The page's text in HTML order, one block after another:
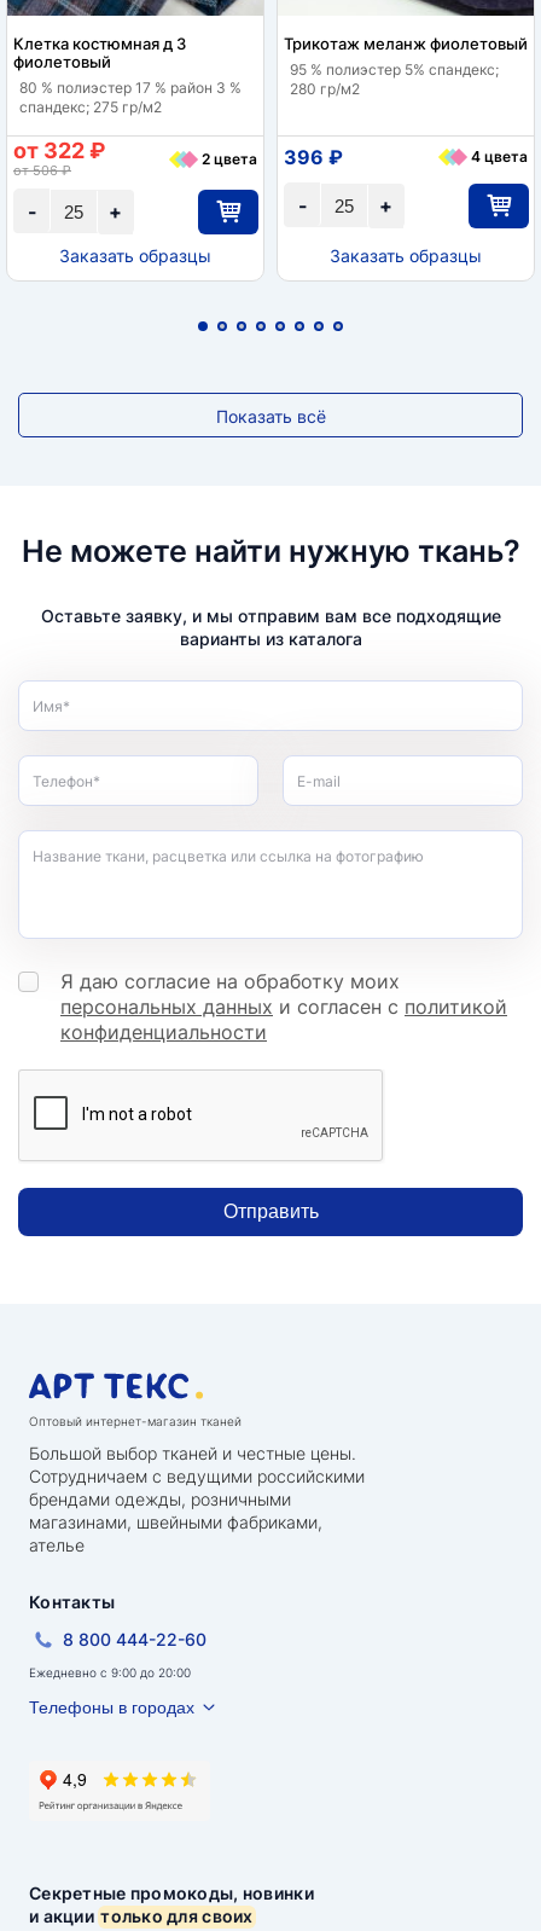
Клетка костюмная д 3
фиолетовый
80 % полиэстер 17 % район 3 %
спандекс; 275 гр/м2
+
-
от 322 ₽
от 506 ₽
2 цвета
Заказать образцы
Трикотаж меланж фиолетовый
95 % полиэстер 5% спандекс;
280 гр/м2
+
-
396 ₽ 4 цвета
Заказать образцы
Показать всё
Не можете найти нужную ткань?
Оставьте заявку, и мы отправим вам все подходящие
варианты из каталога
Имя*
Телефон* E-mail
Название ткани, расцветка или ссылка на фотографию
Я даю согласие на обработку моих
персональных данных и согласен с политикой
конфиденциальности
Отправить
Оптовый интернет-магазин тканей
Большой выбор тканей и честные цены.
Сотрудничаем с ведущими российскими
брендами одежды, розничными
магазинами, швейными фабриками,
ателье
Секретные промокоды, новинки
и акциитолько для своих
Контакты
8 800 444-22-60
Ежедневно с 9:00 до 20:00
Телефоны в городах